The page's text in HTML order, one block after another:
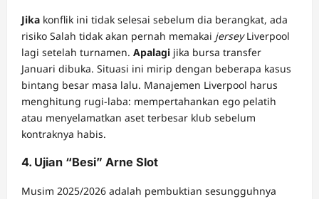
Jika konflik ini tidak selesai sebelum dia berangkat, ada
risiko Salah tidak akan pernah memakai jerseyLiverpool
lagi setelah turnamen. Apalagi jika bursa transfer
Januari dibuka. Situasi ini mirip dengan beberapa kasus
bintang besar masa lalu. Manajemen Liverpool harus
menghitung rugi-laba: mempertahankan ego pelatih
atau menyelamatkan aset terbesar klub sebelum
kontraknya habis.
4. Ujian “Besi” Arne Slot
Musim 2025/2026 adalah pembuktian sesungguhnya